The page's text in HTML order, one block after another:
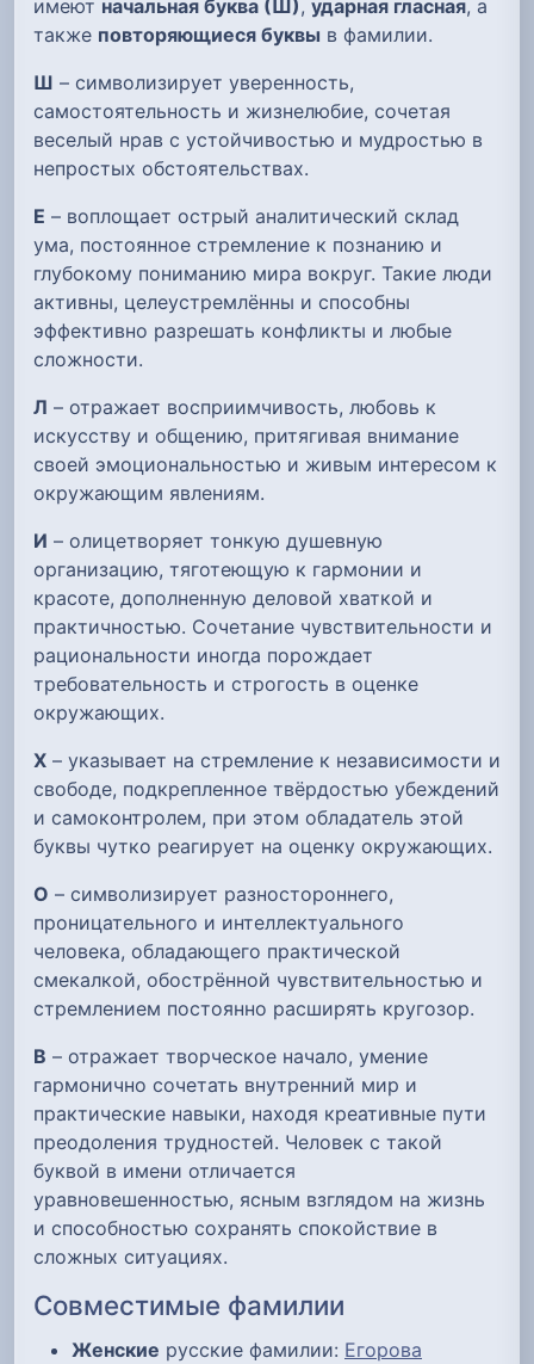
имеют начальная буква (Ш), ударная гласная, а
также повторяющиеся буквы в фамилии.
Ш – символизирует уверенность,
самостоятельность и жизнелюбие, сочетая
веселый нрав с устойчивостью и мудростью в
непростых обстоятельствах.
Е – воплощает острый аналитический склад
ума, постоянное стремление к познанию и
глубокому пониманию мира вокруг. Такие люди
активны, целеустремлённы и способны
эффективно разрешать конфликты и любые
сложности.
Л – отражает восприимчивость, любовь к
искусству и общению, притягивая внимание
своей эмоциональностью и живым интересом к
окружающим явлениям.
И – олицетворяет тонкую душевную
организацию, тяготеющую к гармонии и
красоте, дополненную деловой хваткой и
практичностью. Сочетание чувствительности и
рациональности иногда порождает
требовательность и строгость в оценке
окружающих.
Х – указывает на стремление к независимости и
свободе, подкрепленное твёрдостью убеждений
и самоконтролем, при этом обладатель этой
буквы чутко реагирует на оценку окружающих.
О – символизирует разностороннего,
проницательного и интеллектуального
человека, обладающего практической
смекалкой, обострённой чувствительностью и
стремлением постоянно расширять кругозор.
В – отражает творческое начало, умение
гармонично сочетать внутренний мир и
практические навыки, находя креативные пути
преодоления трудностей. Человек с такой
буквой в имени отличается
уравновешенностью, ясным взглядом на жизнь
и способностью сохранять спокойствие в
сложных ситуациях.
Совместимые фамилии
Женские русские фамилии: Егорова